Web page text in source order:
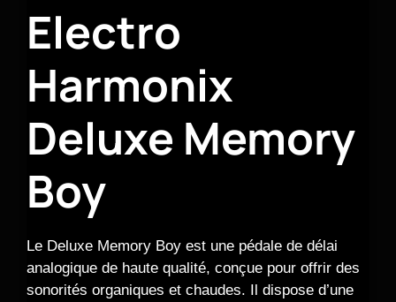
Electro
Harmonix
Deluxe Memory
Boy
Le Deluxe Memory Boy est une pédale de délai
analogique de haute qualité, conçue pour offrir des
sonorités organiques et chaudes. Il dispose d’une